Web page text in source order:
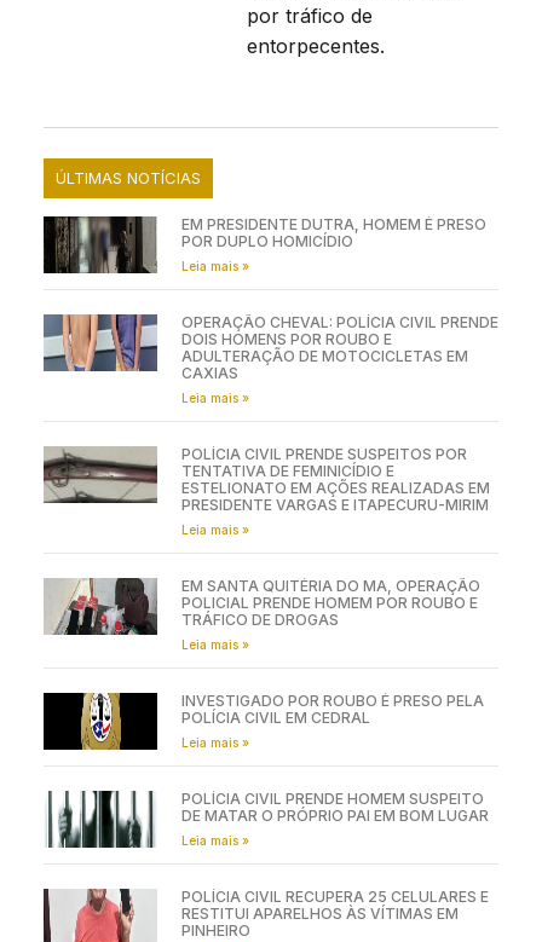
por tráfico de
entorpecentes.
ÚLTIMAS NOTÍCIAS
EM PRESIDENTE DUTRA, HOMEM É PRESO
POR DUPLO HOMICÍDIO
Leia mais »
OPERAÇÃO CHEVAL: POLÍCIA CIVIL PRENDE
DOIS HOMENS POR ROUBO E
ADULTERAÇÃO DE MOTOCICLETAS EM
CAXIAS
Leia mais »
POLÍCIA CIVIL PRENDE SUSPEITOS POR
TENTATIVA DE FEMINICÍDIO E
ESTELIONATO EM AÇÕES REALIZADAS EM
PRESIDENTE VARGAS E ITAPECURU-MIRIM
Leia mais »
EM SANTA QUITÉRIA DO MA, OPERAÇÃO
POLICIAL PRENDE HOMEM POR ROUBO E
TRÁFICO DE DROGAS
Leia mais »
INVESTIGADO POR ROUBO É PRESO PELA
POLÍCIA CIVIL EM CEDRAL
Leia mais »
POLÍCIA CIVIL PRENDE HOMEM SUSPEITO
DE MATAR O PRÓPRIO PAI EM BOM LUGAR
Leia mais »
POLÍCIA CIVIL RECUPERA 25 CELULARES E
RESTITUI APARELHOS ÀS VÍTIMAS EM
PINHEIRO